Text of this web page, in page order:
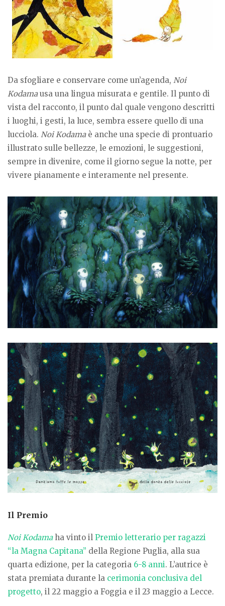
Da sfogliare e conservare come un’agenda, Noi
Kodamausa una lingua misurata e gentile. Il punto di
vista del racconto, il punto dal quale vengono descritti
i luoghi, i gesti, la luce, sembra essere quello di una
lucciola. Noi Kodamaè anche una specie di prontuario
illustrato sulle bellezze, le emozioni, le suggestioni,
sempre in divenire, come il giorno segue la notte, per
vivere pianamente e interamente nel presente.
Il Premio
Noi Kodamaha vinto il Premio letterario per ragazzi
“la Magna Capitana” della Regione Puglia, alla sua
quarta edizione, per la categoria 6-8 anni. L’autrice è
stata premiata durante la cerimonia conclusiva del
progetto, il 22 maggio a Foggia e il 23 maggio a Lecce.